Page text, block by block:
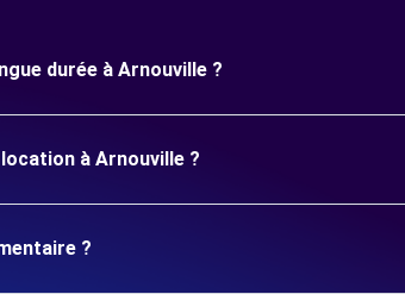
durée à Arnouville ?
à Arnouville ?
?